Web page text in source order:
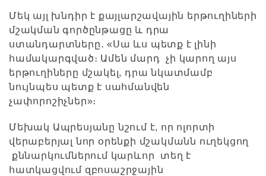
Մեկ այլ խնդիր է քայլարշավային երթուղիների
մշակման գործընթացը և դրա
ստանդարտները․ «Սա ևս պետք է լինի
համակարգված։ Ամեն մարդ չի կարող այս
երթուղիները մշակել, դրա նկատմամբ
նույնպես պետք է սահմանվեն
չափորոշիչներ»։
Մեխակ Ապրեսյանը նշում է, որ ոլորտի
վերաբերյալ նոր օրենքի մշակմանն ուղեկցող
քննարկումներում կարևոր տեղ է
հատկացվում զբոսաշրջային